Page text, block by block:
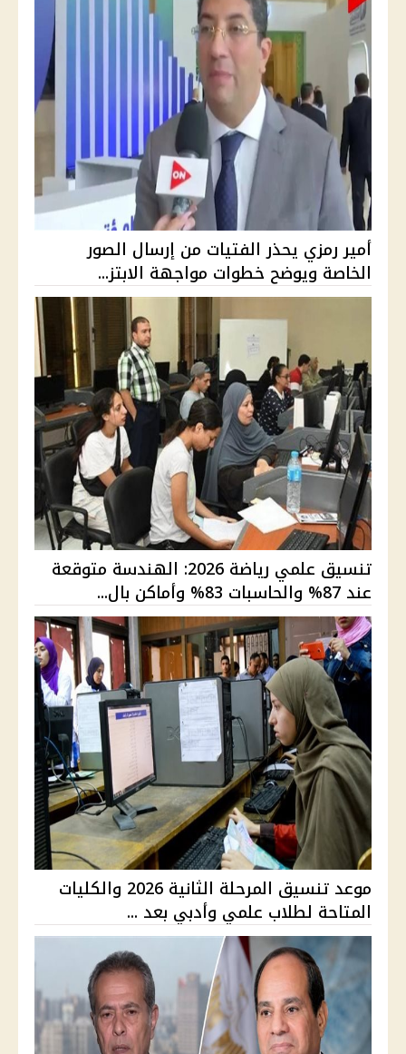
أمير رمزي يحذر الفتيات من إرسال الصور
الخاصة ويوضح خطوات مواجهة الابتز...
تنسيق علمي رياضة 2026: الهندسة متوقعة
عند 87% والحاسبات 83% وأماكن بال...
موعد تنسيق المرحلة الثانية 2026 والكليات
المتاحة لطلاب علمي وأدبي بعد ...